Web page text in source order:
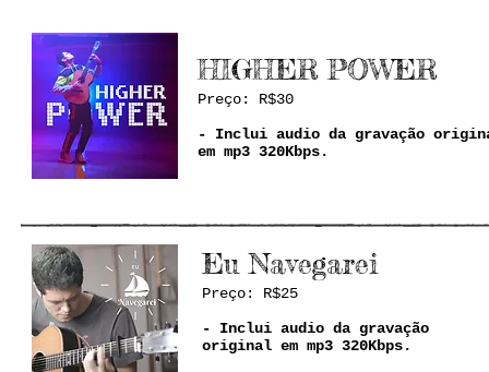
HIGHER POWER
Preço: R$30
- Inclui audio da gravação
em mp3 320Kbps.
Eu Navegarei
Preço: R$25
- Inclui audio da gravação
original em mp3 320Kbps.